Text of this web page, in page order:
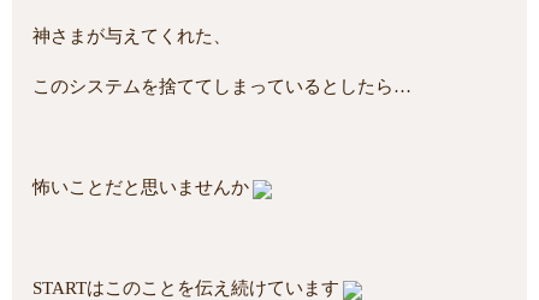
神さまが与えてくれた、
このシステムを捨ててしまっているとしたら…
怖いことだと思いませんか
STARTはこのことを伝え続けています